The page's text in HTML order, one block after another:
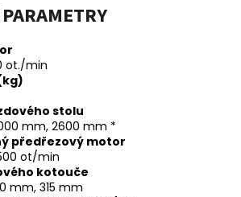
ot./min
stolu
mm, 2600 mm *
předřezový motor
ot/min
kotouče
mm, 315 mm